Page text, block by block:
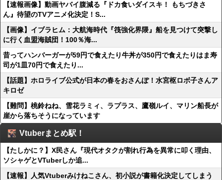
【速報画像】動画ヤバイ腹減る『ドカ食いダイスキ！ もちづきさ
ん』待望のTVアニメ化決定！S...
【画像】イブラヒム：大航海時代『筏強化界隈』船を見つけて突撃し
に行く血盟海賊団！100％海...
昔ってハンバーガーが59円で食えたり牛丼が350円で食えたりはま寿
司が1皿70円で食えたり...
【話題】ホロライブ公式が日本の春をおさんぽ！水宮枢ロボ子さんア
キロゼ
【難問】桃鈴ねね、雪花ラミィ、ラプラス、鷹嶺ルイ、マリン船長が
崖から落ちそうになっています
Vtuberまとめ駅！
【たしかに？】X民さん『現代オタクが割れ行為を異常に叩く理由、
ソシャゲとVTuberしか追...
【速報】人気Vtuberみけねこさん、初小説が書籍化決定してしまう